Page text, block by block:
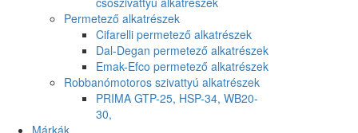
Permetező alkatrészek
Cifarelli permetező alkatrészek
Dal-Degan permetező alkatrészek
Emak-Efco permetező alkatrészek
Robbanómotoros szivattyú alkatrészek
PRIMA GTP-25, HSP-34, WB20-
30,
Márkák